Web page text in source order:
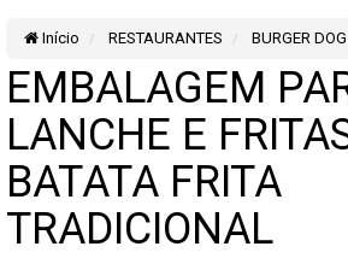
Início RESTAURANTES BURGER
EMBALAGEM
LANCHE E
BATATA FRITA
TRADICIONAL